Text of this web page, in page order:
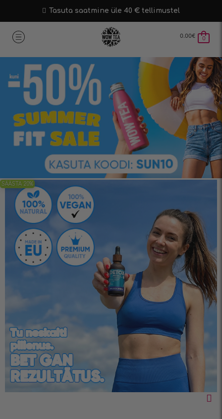
Tasuta saatmine üle 40 € tellimustel
0.00€ 0
SÄÄSTA 20%